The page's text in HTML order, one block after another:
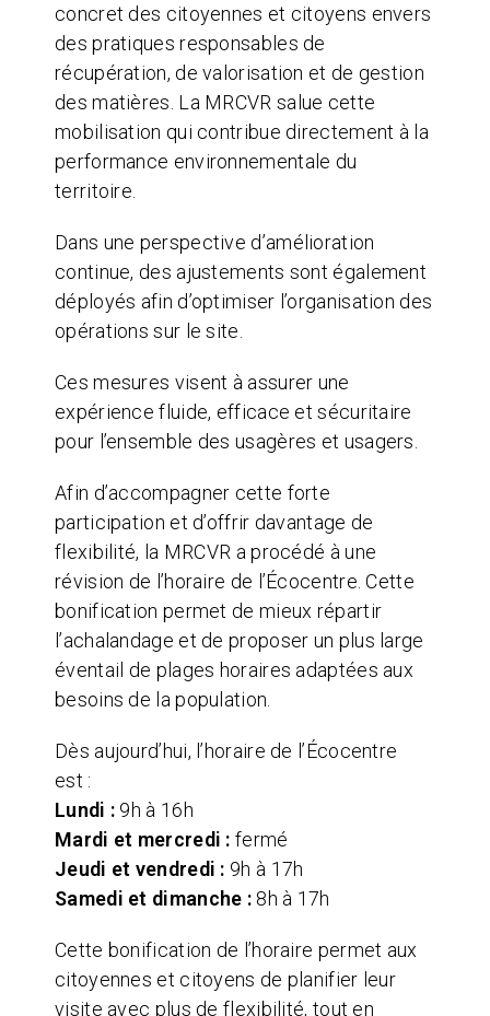
concret des citoyennes et citoyens envers
des pratiques responsables de
récupération, de valorisation et de gestion
des matières. La MRCVR salue cette
mobilisation qui contribue directement à la
performance environnementale du
territoire.
Dans une perspective d’amélioration
continue, des ajustements sont également
déployés afin d’optimiser l’organisation des
opérations sur le site.
Ces mesures visent à assurer une
expérience fluide, efficace et sécuritaire
pour l’ensemble des usagères et usagers.
Afin d’accompagner cette forte
participation et d’offrir davantage de
flexibilité, la MRCVR a procédé à une
révision de l’horaire de l’Écocentre. Cette
bonification permet de mieux répartir
l’achalandage et de proposer un plus large
éventail de plages horaires adaptées aux
besoins de la population.
Dès aujourd’hui, l’horaire de l’Écocentre
est :
Lundi : 9h à 16h
Mardi et mercredi : fermé
Jeudi et vendredi : 9h à 17h
Samedi et dimanche : 8h à 17h
Cette bonification de l’horaire permet aux
citoyennes et citoyens de planifier leur
visite avec plus de flexibilité, tout en